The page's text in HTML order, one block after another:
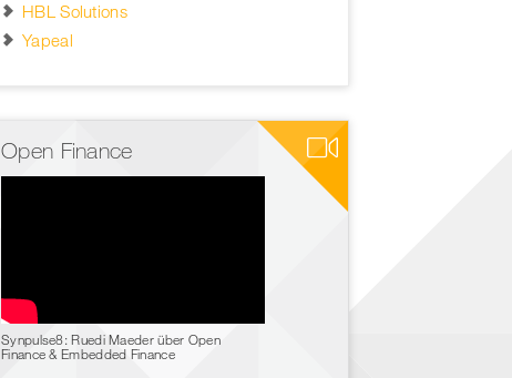
HBL Solutions
Yapeal
Open Finance
Synpulse8: Ruedi Maeder über Open
Finance & Embedded Finance